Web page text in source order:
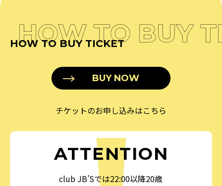
HOW TO BUY
HOW TO BUY TICKET
BUY NOW
チケットのお申し込みはこちら
ATTENTION
club JB’Sでは22:00以降20歳